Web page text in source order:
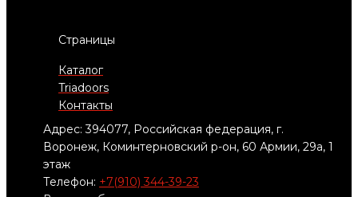
Страницы
Каталог
Triadoors
Контакты
Адрес: 394077, Российская федерация, г.
Воронеж, Коминтерновский р-он, 60 Армии, 29а, 1
этаж
Телефон: +7(910) 344-39-23